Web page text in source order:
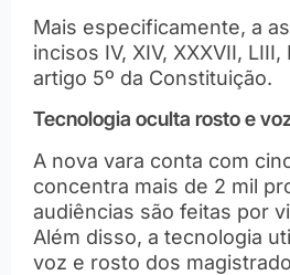
Mais especificamente, a
incisos IV, XIV, XXXVII, LIII,
artigo 5º da Constituição.
Tecnologia oculta rosto e
A nova vara conta com
concentra mais de 2 mil
audiências são feitas por
Além disso, a tecnologia
voz e rosto dos